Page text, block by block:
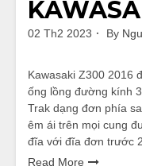
02 Th2 2023 By
Kawasaki Z300 2016
ống lồng đường kính
Trak dạng đơn phía
êm ái trên mọi cung
đĩa với đĩa đơn trước
Read More